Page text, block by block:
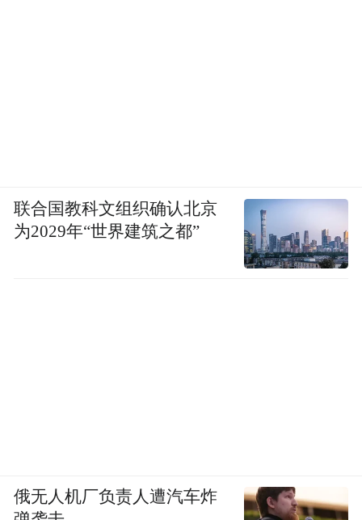
联合国教科文组织确认北京
为2029年“世界建筑之都”
俄无人机厂负责人遭汽车炸